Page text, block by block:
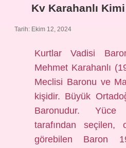
Kv Karahanlı
Tarih: Ekim 12, 2024
Kurtlar Vadisi
Mehmet Karahanlı
Meclisi Baronu ve
kişidir. Büyük
Baronudur.
tarafından seçilen,
görebilen Baron